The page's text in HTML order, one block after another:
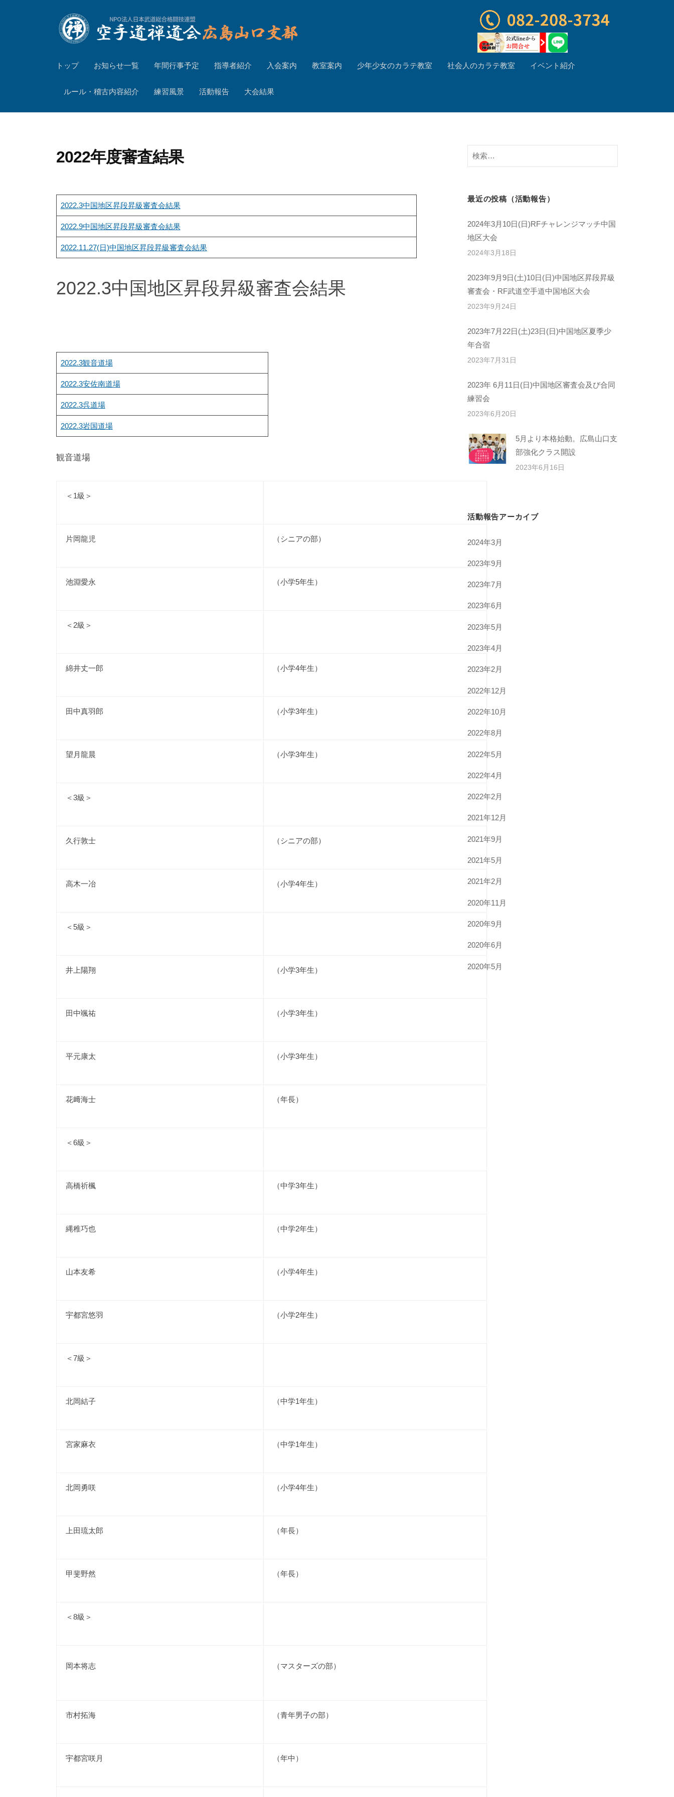
キ
手
道
広
口
支
部
・
道
年
ク
ラ
ブ
トップ お知らせ一覧 年間行事予定 指導者紹介 入会案内 教室案内 少年少女のカラテ教室 社会人のカラテ教室 イベント紹介
ルール・稽古内容紹介 練習風景 活動報告 大会結果
2022年度審査結果
2022.3中国地区昇段昇級審査会結果
2022.9中国地区昇段昇級審査会結果
2022.11.27(日)中国地区昇段昇級審査会結果
2022.3中国地区昇段昇級審査会結果
2022.3観音道場
2022.3安佐南道場
2022.3呉道場
2022.3岩国道場
観音道場
＜1級＞
片岡龍児 （シニアの部）
池淵愛永 （小学5年生）
＜2級＞
綿井丈一郎 （小学4年生）
田中真羽郎 （小学3年生）
望月龍晨 （小学3年生）
＜3級＞
久行敦士 （シニアの部）
高木一冶 （小学4年生）
＜5級＞
井上陽翔 （小学3年生）
田中颯祐 （小学3年生）
平元康太 （小学3年生）
花﨑海士 （年長）
＜6級＞
高橋祈楓 （中学3年生）
縄稚巧也 （中学2年生）
山本友希 （小学4年生）
宇都宮悠羽 （小学2年生）
＜7級＞
北岡結子 （中学1年生）
宮家麻衣 （中学1年生）
北岡勇咲 （小学4年生）
上田琉太郎 （年長）
甲斐野然 （年長）
＜8級＞
岡本将志 （マスターズの部）
市村拓海 （青年男子の部）
宇都宮咲月 （年中）
検
索:
最近の投稿（活動報告）
2024年3月10日(日)RFチャレンジマッチ中国
地区大会
2024年3月18日
2023年9月9日(土)10日(日)中国地区昇段昇級
審査会・RF武道空手道中国地区大会
2023年9月24日
2023年7月22日(土)23日(日)中国地区夏季少
年合宿
2023年7月31日
2023年 6月11日(日)中国地区審査会及び合同
練習会
2023年6月20日
5月より本格始動。広島山口支
部強化クラス開設
2023年6月16日
活動報告アーカイブ
2024年3月
2023年9月
2023年7月
2023年6月
2023年5月
2023年4月
2023年2月
2022年12月
2022年10月
2022年8月
2022年5月
2022年4月
2022年2月
2021年12月
2021年9月
2021年5月
2021年2月
2020年11月
2020年9月
2020年6月
2020年5月